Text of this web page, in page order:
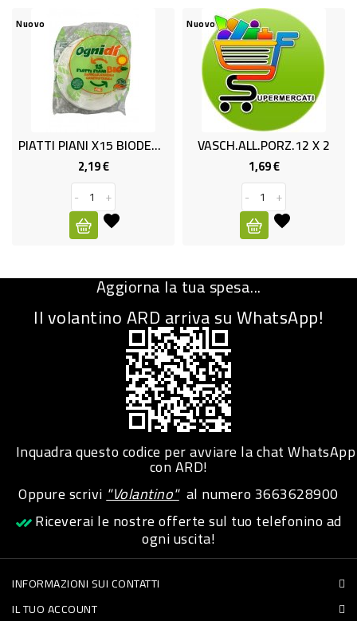
NATURALI
SNACKS
ALIMENTI
CONSERVATI
INSETTICIDI
CARTA
-
DETERSIVI
TESSUTI
DETERGENTI
CASA
Nuovo
PIATTI PIANI X15 BIODEG OGNIDI
2,19 €Prezzo
-
+
Nuovo
VASCH.ALL.PORZ.12 X 2
1,69 €Prezzo
-
+
Aggiorna la tua spesa...
Il volantino ARD arriva su WhatsApp!
Inquadra questo codice per avviare la chat WhatsApp
con ARD!
Oppure scrivi"Volantino"al numero3663628900
Riceverai le nostre offerte sul tuo telefonino ad
ogni uscita!
INFORMAZIONI SUI CONTATTI
IL TUO ACCOUNT